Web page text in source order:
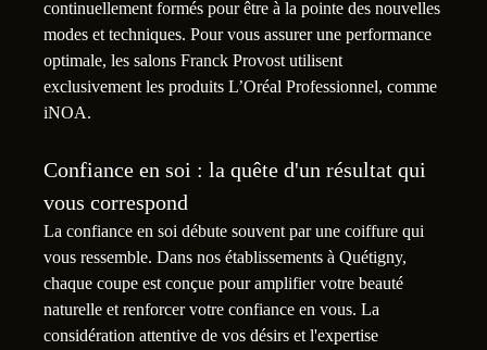
continuellement formés pour être à la pointe des nouvelles
modes et techniques. Pour vous assurer une performance
optimale, les salons Franck Provost utilisent
exclusivement les produits L’Oréal Professionnel, comme
iNOA.
Confiance en soi : la quête d'un résultat qui
vous correspond
La confiance en soi débute souvent par une coiffure qui
vous ressemble. Dans nos établissements à Quétigny,
chaque coupe est conçue pour amplifier votre beauté
naturelle et renforcer votre confiance en vous. La
considération attentive de vos désirs et l'expertise